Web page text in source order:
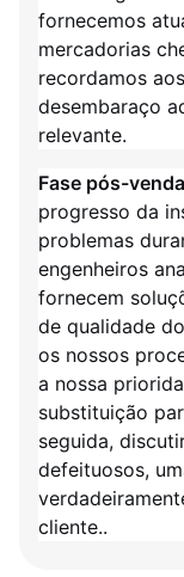
fornecemos
mercadorias
recordamos
desembaraço
relevante.
Fase pós-venda
progresso da
problemas
engenheiros
fornecem
de qualidade
os nossos
a nossa
substituição
seguida,
defeituosos,
cliente..